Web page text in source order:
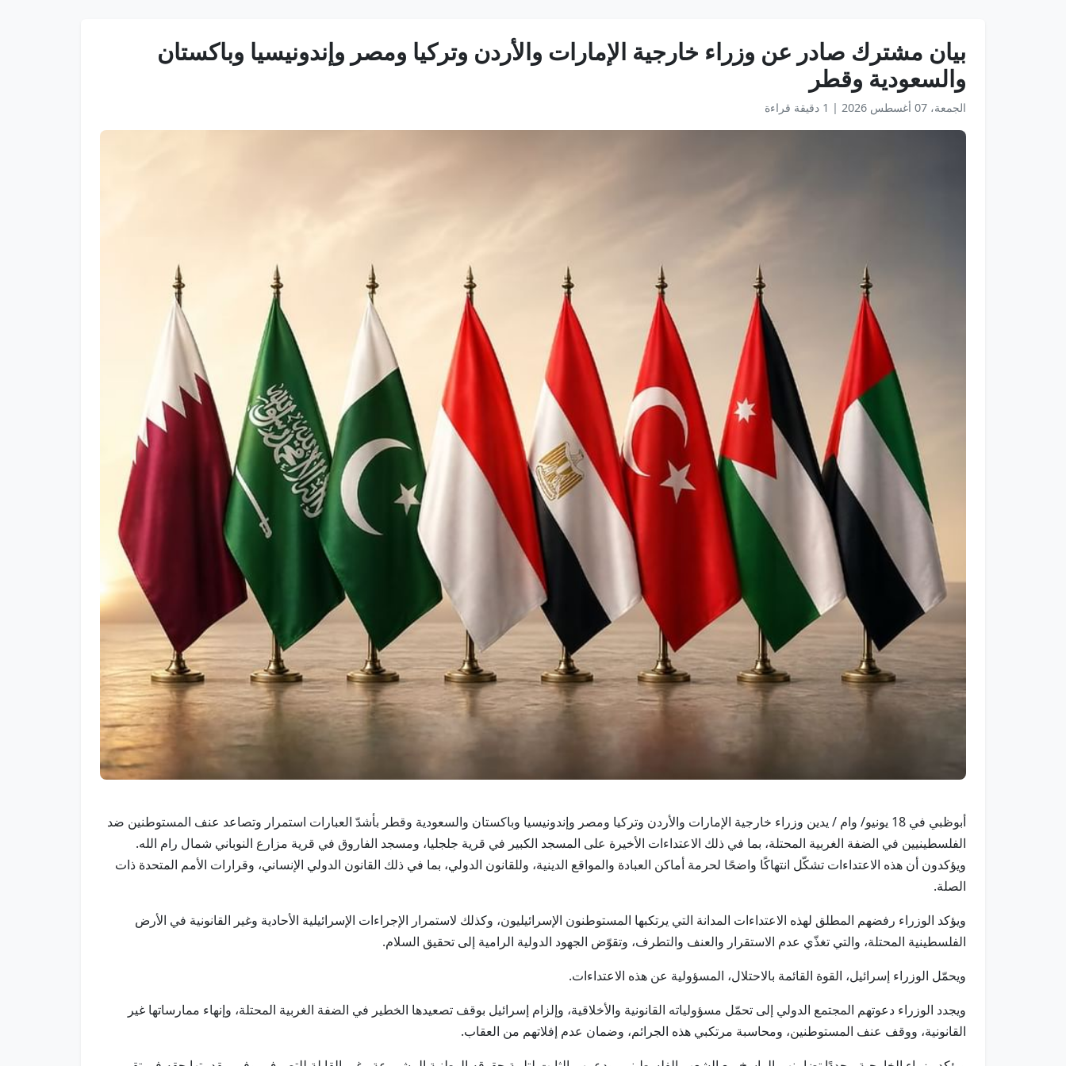
بيان مشترك صادر عن وزراء خارجية الإمارات والأردن وتركيا ومصر وإندونيسيا وباكستان
والسعودية وقطر
الجمعة، 07 أغسطس 2026 | 1 دقيقة قراءة
أبوظبي في 18 يونيو/ وام / يدين وزراء خارجية الإمارات والأردن وتركيا ومصر وإندونيسيا وباكستان والسعودية وقطر بأشدّ العبارات استمرار وتصاعد عنف المستوطنين ضد
الفلسطينيين في الضفة الغربية المحتلة، بما في ذلك الاعتداءات الأخيرة على المسجد الكبير في قرية جلجليا، ومسجد الفاروق في قرية مزارع النوباني شمال رام الله.
ويؤكدون أن هذه الاعتداءات تشكّل انتهاكًا واضحًا لحرمة أماكن العبادة والمواقع الدينية، وللقانون الدولي، بما في ذلك القانون الدولي الإنساني، وقرارات الأمم المتحدة ذات
الصلة.
ويؤكد الوزراء رفضهم المطلق لهذه الاعتداءات المدانة التي يرتكبها المستوطنون الإسرائيليون، وكذلك لاستمرار الإجراءات الإسرائيلية الأحادية وغير القانونية في الأرض
الفلسطينية المحتلة، والتي تغذّي عدم الاستقرار والعنف والتطرف، وتقوّض الجهود الدولية الرامية إلى تحقيق السلام.
ويحمّل الوزراء إسرائيل، القوة القائمة بالاحتلال، المسؤولية عن هذه الاعتداءات.
ويجدد الوزراء دعوتهم المجتمع الدولي إلى تحمّل مسؤولياته القانونية والأخلاقية، وإلزام إسرائيل بوقف تصعيدها الخطير في الضفة الغربية المحتلة، وإنهاء ممارساتها غير
القانونية، ووقف عنف المستوطنين، ومحاسبة مرتكبي هذه الجرائم، وضمان عدم إفلاتهم من العقاب.